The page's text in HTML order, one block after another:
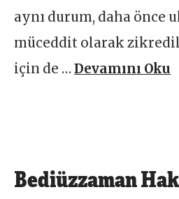
aynı durum, daha önce
müceddit olarak
için de …Devamını Oku
Bediüzzaman